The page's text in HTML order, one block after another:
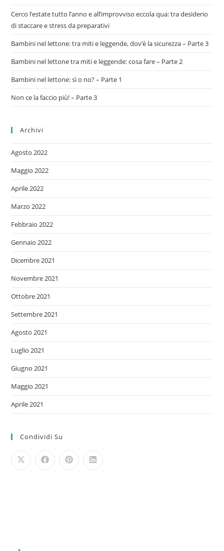
Cerco l’estate tutto l’anno e all’improvviso eccola qua: tra desiderio
di staccare e stress da preparativi
Bambini nel lettone: tra miti e leggende, dov’è la sicurezza – Parte 3
Bambini nel lettone tra miti e leggende: cosa fare – Parte 2
Bambini nel lettone: sì o no? – Parte 1
Non ce la faccio più! – Parte 3
Archivi
Agosto 2022
Maggio 2022
Aprile 2022
Marzo 2022
Febbraio 2022
Gennaio 2022
Dicembre 2021
Novembre 2021
Ottobre 2021
Settembre 2021
Agosto 2021
Luglio 2021
Giugno 2021
Maggio 2021
Aprile 2021
Condividi Su